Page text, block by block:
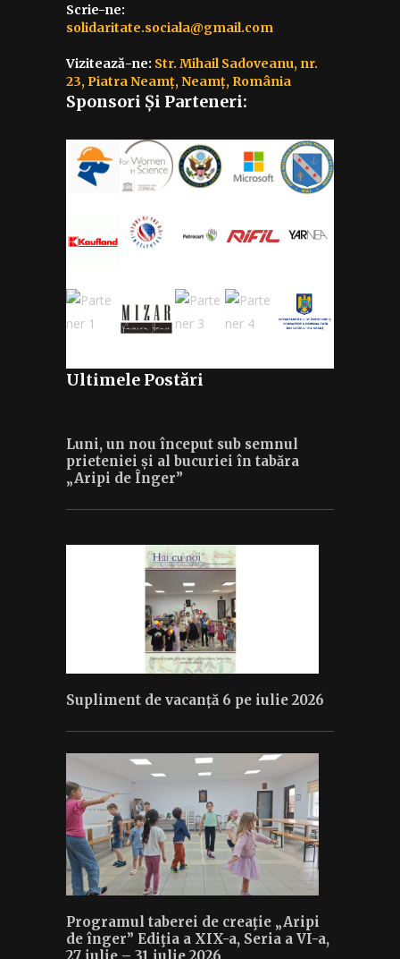
Scrie-ne:
solidaritate.sociala@gmail.com
Vizitează-ne: Str. Mihail Sadoveanu, nr.
23, Piatra Neamț, Neamț, România
Sponsori Și Parteneri:
Ultimele Postări
Luni, un nou început sub semnul
prieteniei și al bucuriei în tabăra
„Aripi de Înger”
Supliment de vacanță 6 pe iulie 2026
Programul taberei de creaţie „Aripi
de înger” Ediţia a XIX-a, Seria a VI-a,